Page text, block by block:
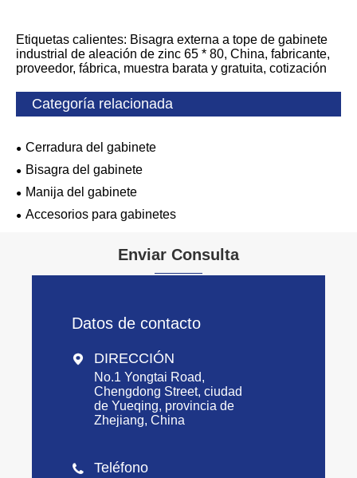
Etiquetas calientes: Bisagra externa a tope de gabinete
industrial de aleación de zinc 65 * 80, China, fabricante,
proveedor, fábrica, muestra barata y gratuita, cotización
Categoría relacionada
Cerradura del gabinete
Bisagra del gabinete
Manija del gabinete
Accesorios para gabinetes
Enviar Consulta
Datos de contacto
 DIRECCIÓN
No.1 Yongtai Road,
Chengdong Street, ciudad
de Yueqing, provincia de
Zhejiang, China
 Teléfono